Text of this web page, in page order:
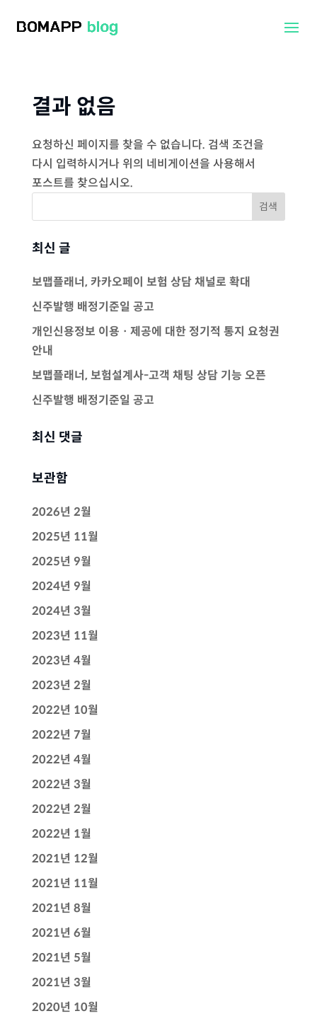
결과 없음
요청하신 페이지를 찾을 수 없습니다. 검색 조건을
다시 입력하시거나 위의 네비게이션을 사용해서
포스트를 찾으십시오.
최신 글
보맵플래너, 카카오페이 보험 상담 채널로 확대
신주발행 배정기준일 공고
개인신용정보 이용ㆍ제공에 대한 정기적 통지 요청권
안내
보맵플래너, 보험설계사-고객 채팅 상담 기능 오픈
신주발행 배정기준일 공고
최신 댓글
보관함
2026년 2월
2025년 11월
2025년 9월
2024년 9월
2024년 3월
2023년 11월
2023년 4월
2023년 2월
2022년 10월
2022년 7월
2022년 4월
2022년 3월
2022년 2월
2022년 1월
2021년 12월
2021년 11월
2021년 8월
2021년 6월
2021년 5월
2021년 3월
2020년 10월